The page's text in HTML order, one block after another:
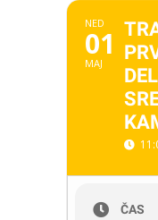
NED
01
MAJ
ČAS